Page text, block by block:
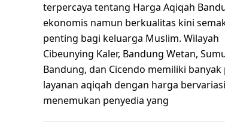
terpercaya tentang Harga Aqiqah
ekonomis namun berkualitas kini
penting bagi keluarga Muslim. Wilayah
Cibeunying Kaler, Bandung Wetan,
Bandung, dan Cicendo memiliki banyak
layanan aqiqah dengan harga
menemukan penyedia yang